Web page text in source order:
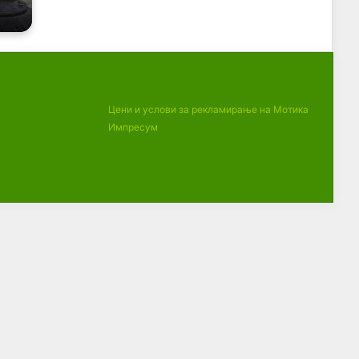
Цени и услови за рекламирање на Мотика
Импресум